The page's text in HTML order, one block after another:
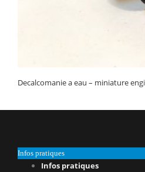
Decalcomanie a eau – miniature
Infos pratiques
Infos pratiques